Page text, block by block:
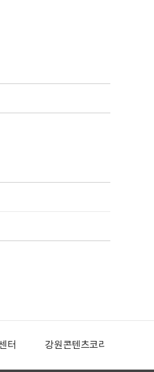
터 강원콘텐츠코리아랩